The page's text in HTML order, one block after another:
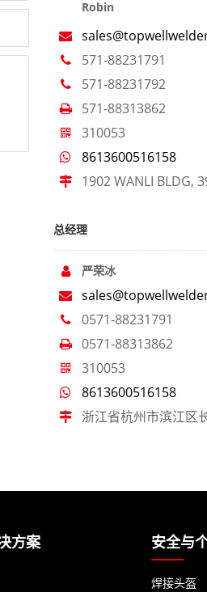
Robin
571-88231791
571-88231792
571-88313862
310053
8613600516158
1902 WANLI BLDG,
总经理
严荣冰
0571-88231791
0571-88313862
310053
8613600516158
浙江省杭州市滨江区
方案 安全与
焊接头盔